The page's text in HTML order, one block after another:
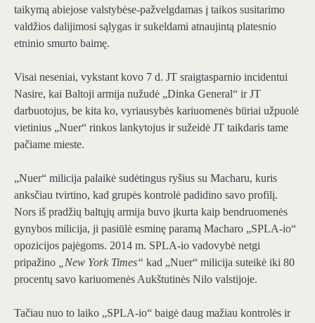
taikymą abiejose valstybėse-pažvelgdamas į taikos susitarimo
valdžios dalijimosi sąlygas ir sukeldami atnaujintą platesnio
etninio smurto baimę.
Visai neseniai, vykstant kovo 7 d. JT sraigtasparnio incidentui
Nasire, kai Baltoji armija nužudė „Dinka General“ ir JT
darbuotojus, be kita ko, vyriausybės kariuomenės būriai užpuolė
vietinius „Nuer“ rinkos lankytojus ir sužeidė JT taikdaris tame
pačiame mieste.
„Nuer“ milicija palaikė sudėtingus ryšius su Macharu, kuris
anksčiau tvirtino, kad grupės kontrolė padidino savo profilį.
Nors iš pradžių baltųjų armija buvo įkurta kaip bendruomenės
gynybos milicija, ji pasiūlė esminę paramą Macharo „SPLA-io“
opozicijos pajėgoms. 2014 m. SPLA-io vadovybė netgi
pripažino
„New York Times“ kad „Nuer“ milicija suteikė iki 80
procentų savo kariuomenės Aukštutinės Nilo valstijoje.
Tačiau nuo to laiko „SPLA-io“ baigė daug mažiau kontrolės ir